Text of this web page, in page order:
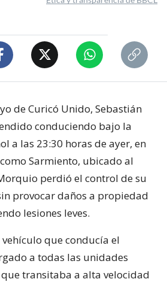
de Curicó Unido, Sebastián
conduciendo bajo la
a las 23:30 horas de ayer, en
Sarmiento, ubicado al
perdió el control de su
provocar daños a propiedad
lesiones leves.
que conducía el
a todas las unidades
transitaba a alta velocidad